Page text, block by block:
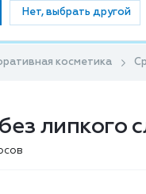
Нет, выбрать другой
ваши с
косметика
липкого